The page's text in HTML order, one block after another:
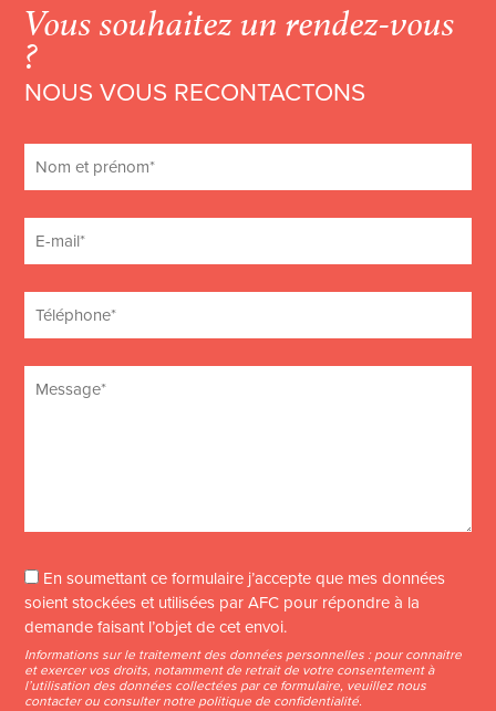
Vous souhaitez un rendez-vous
?
NOUS VOUS RECONTACTONS
En soumettant ce formulaire j’accepte que mes données
soient stockées et utilisées par AFC pour répondre à la
demande faisant l’objet de cet envoi.
Informations sur le traitement des données personnelles : pour connaitre
et exercer vos droits, notamment de retrait de votre consentement à
l’utilisation des données collectées par ce formulaire, veuillez nous
contacter ou consulter notre politique de confidentialité.